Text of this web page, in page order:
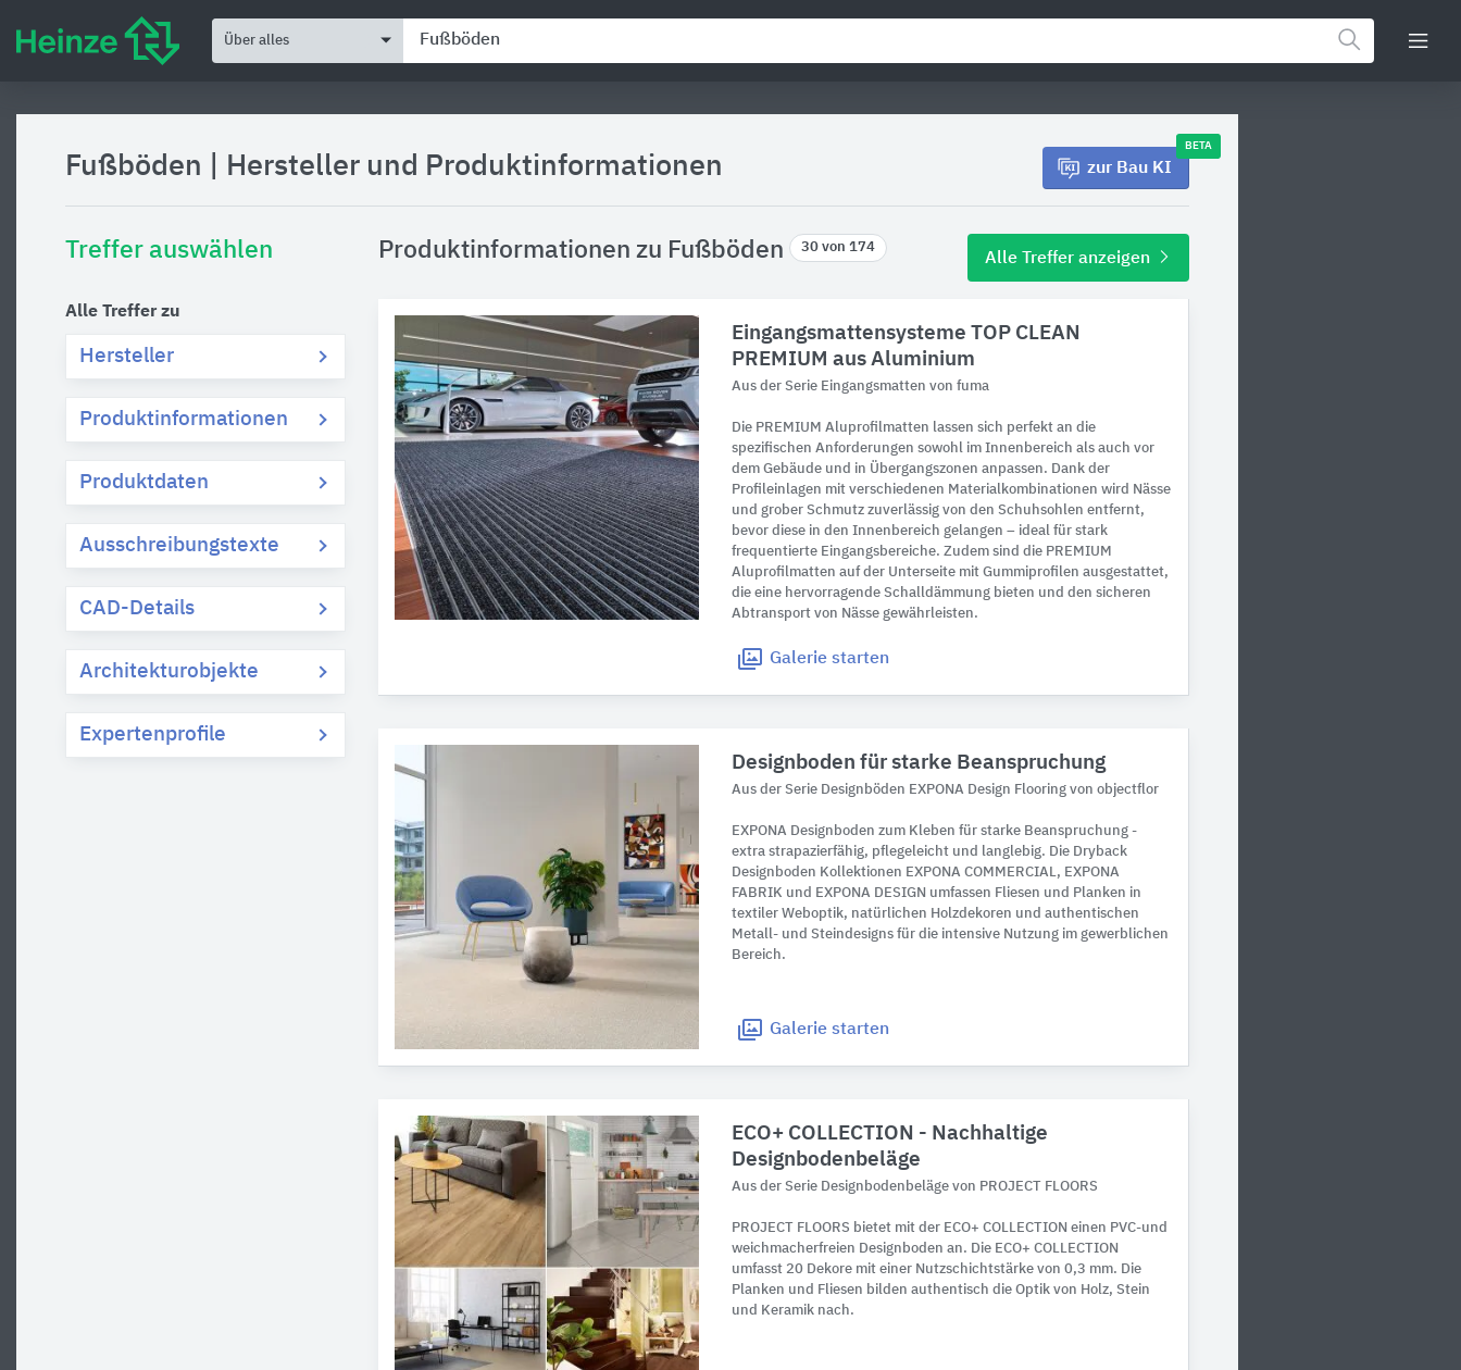
Über alles
Fußböden Hersteller und Produktinformationen zur Bau KI
BETA
Treffer auswählen
Alle Treffer zu
Hersteller
Produktinformationen
Produktdaten
Ausschreibungstexte
CAD-Details
Architekturobjekte
Expertenprofile
Produktinformationen zu Fußböden 30 von 174
Alle Treffer anzeigen
Eingangsmattensysteme TOP CLEAN
PREMIUM aus Aluminium
Aus der Serie Eingangsmatten von fuma
Die PREMIUM Aluprofilmatten lassen sich perfekt an die
spezifischen Anforderungen sowohl im Innenbereich als auch vor
dem Gebäude und in Übergangszonen anpassen. Dank der
Profileinlagen mit verschiedenen Materialkombinationen wird Nässe
und grober Schmutz zuverlässig von den Schuhsohlen entfernt,
bevor diese in den Innenbereich gelangen – ideal für stark
frequentierte Eingangsbereiche. Zudem sind die PREMIUM
Aluprofilmatten auf der Unterseite mit Gummiprofilen ausgestattet,
die eine hervorragende Schalldämmung bieten und den sicheren
Abtransport von Nässe gewährleisten.
Galerie starten
Designboden für starke Beanspruchung
Aus der Serie Designböden EXPONA Design Flooring von objectflor
EXPONA Designboden zum Kleben für starke Beanspruchung -
extra strapazierfähig, pflegeleicht und langlebig. Die Dryback
Designboden Kollektionen EXPONA COMMERCIAL, EXPONA
FABRIK und EXPONA DESIGN umfassen Fliesen und Planken in
textiler Weboptik, natürlichen Holzdekoren und authentischen
Metall- und Steindesigns für die intensive Nutzung im gewerblichen
Bereich.
Galerie starten
ECO+ COLLECTION - Nachhaltige
Designbodenbeläge
Aus der Serie Designbodenbeläge von PROJECT FLOORS
PROJECT FLOORS bietet mit der ECO+ COLLECTION einen PVC-und
weichmacherfreien Designboden an. Die ECO+ COLLECTION
umfasst 20 Dekore mit einer Nutzschichtstärke von 0,3 mm. Die
Planken und Fliesen bilden authentisch die Optik von Holz, Stein
und Keramik nach.